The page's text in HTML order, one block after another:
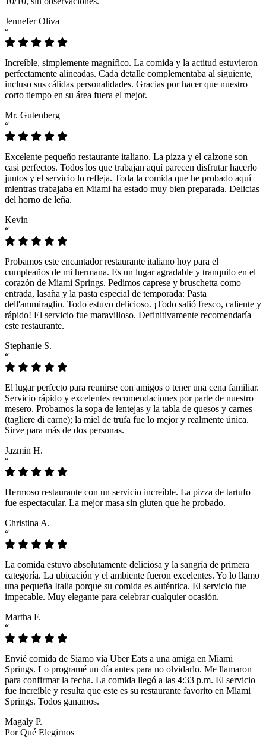
Jennefer Oliva
“
Increíble, simplemente magnífico. La comida y la actitud estuvieron
perfectamente alineadas. Cada detalle complementaba al siguiente,
incluso sus cálidas personalidades. Gracias por hacer que nuestro
corto tiempo en su área fuera el mejor.
Mr. Gutenberg
“
Excelente pequeño restaurante italiano. La pizza y el calzone son
casi perfectos. Todos los que trabajan aquí parecen disfrutar hacerlo
juntos y el servicio lo refleja. Toda la comida que he probado aquí
mientras trabajaba en Miami ha estado muy bien preparada. Delicias
del horno de leña.
Kevin
“
Probamos este encantador restaurante italiano hoy para el
cumpleaños de mi hermana. Es un lugar agradable y tranquilo en el
corazón de Miami Springs. Pedimos caprese y bruschetta como
entrada, lasaña y la pasta especial de temporada: Pasta
dell'ammiraglio. Todo estuvo delicioso. ¡Todo salió fresco, caliente y
rápido! El servicio fue maravilloso. Definitivamente recomendaría
este restaurante.
Stephanie S.
“
El lugar perfecto para reunirse con amigos o tener una cena familiar.
Servicio rápido y excelentes recomendaciones por parte de nuestro
mesero. Probamos la sopa de lentejas y la tabla de quesos y carnes
(tagliere di carne); la miel de trufa fue lo mejor y realmente única.
Sirve para más de dos personas.
Jazmin H.
“
Hermoso restaurante con un servicio increíble. La pizza de tartufo
fue espectacular. La mejor masa sin gluten que he probado.
Christina A.
“
La comida estuvo absolutamente deliciosa y la sangría de primera
categoría. La ubicación y el ambiente fueron excelentes. Yo lo llamo
una pequeña Italia porque su comida es auténtica. El servicio fue
impecable. Muy elegante para celebrar cualquier ocasión.
Martha F.
“
Envié comida de Siamo vía Uber Eats a una amiga en Miami
Springs. Lo programé un día antes para no olvidarlo. Me llamaron
para confirmar la fecha. La comida llegó a las 4:33 p.m. El servicio
fue increíble y resulta que este es su restaurante favorito en Miami
Springs. Todos ganamos.
Magaly P.
Por Qué Elegirnos